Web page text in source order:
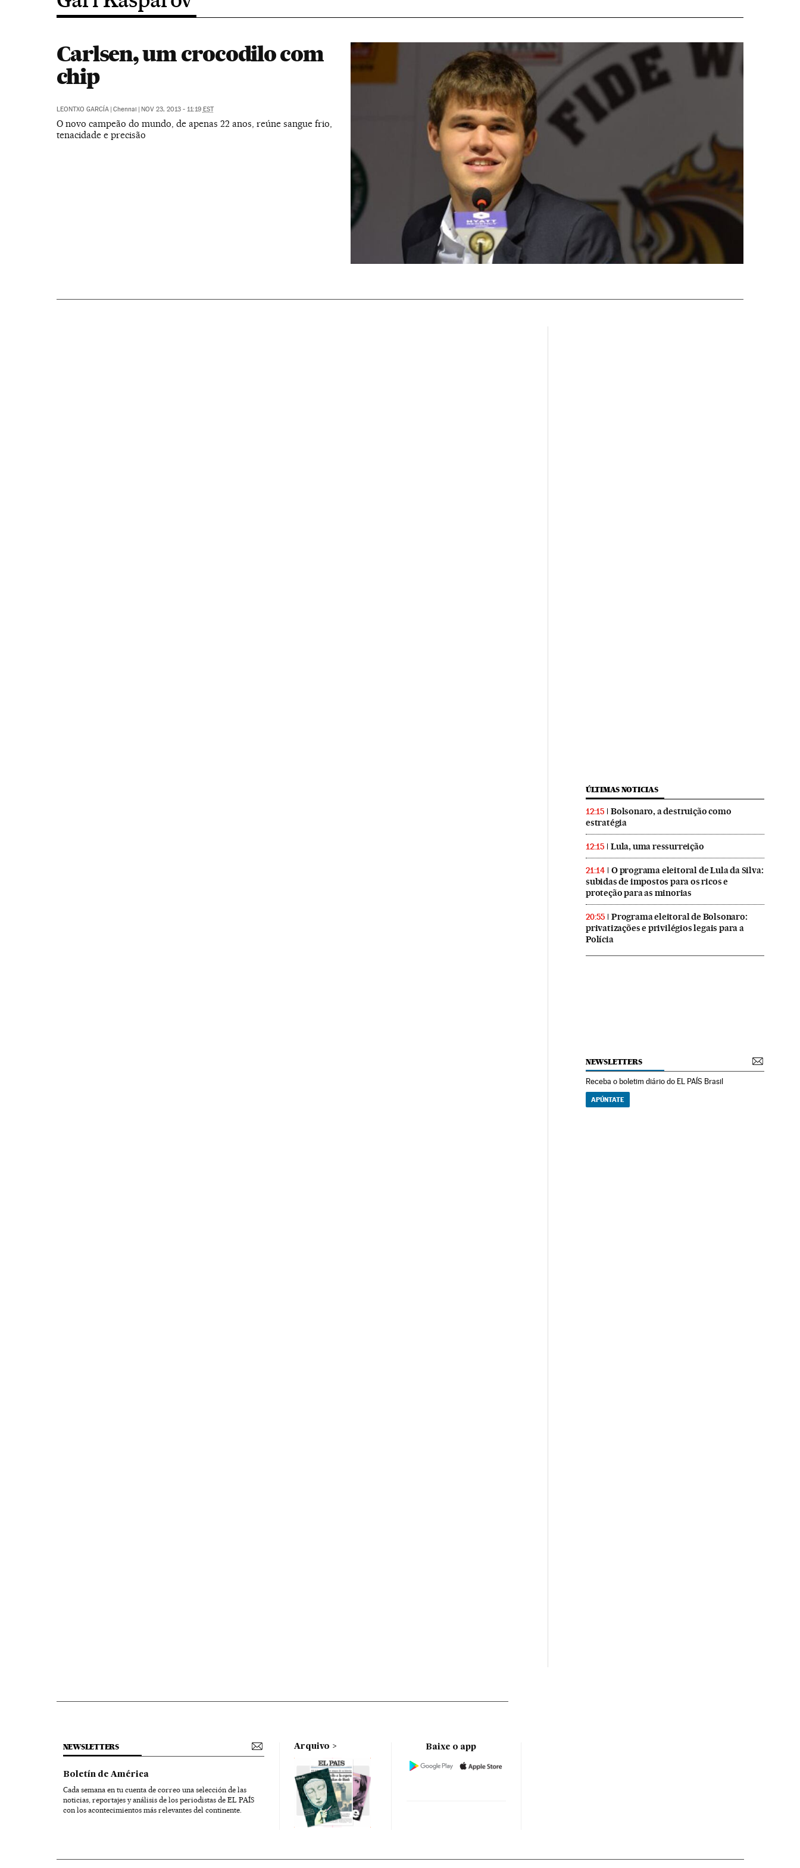
Carlsen, um crocodilo com
chip
LEONTXO GARCÍA | Chennai | NOV 23, 2013 - 11:19 EST
O novo campeão do mundo, de apenas 22 anos, reúne sangue frio,
tenacidade e precisão
ÚLTIMAS NOTICIAS
12:15
Bolsonaro, a destruição como
estratégia
12:15 Lula, uma ressurreição
21:14
O programa eleitoral de Lula da Silva:
subidas de impostos para os ricos e
proteção para as minorias
20:55
Programa eleitoral de Bolsonaro:
privatizações e privilégios legais para a
Polícia
NEWSLETTERS
Receba o boletim diário do EL PAÍS Brasil
APÚNTATE
NEWSLETTERS
Boletín de América
Cada semana en tu cuenta de correo una selección de las
noticias, reportajes y análisis de los periodistas de EL PAÍS
con los acontecimientos más relevantes del continente.
Arquivo Baixe o app